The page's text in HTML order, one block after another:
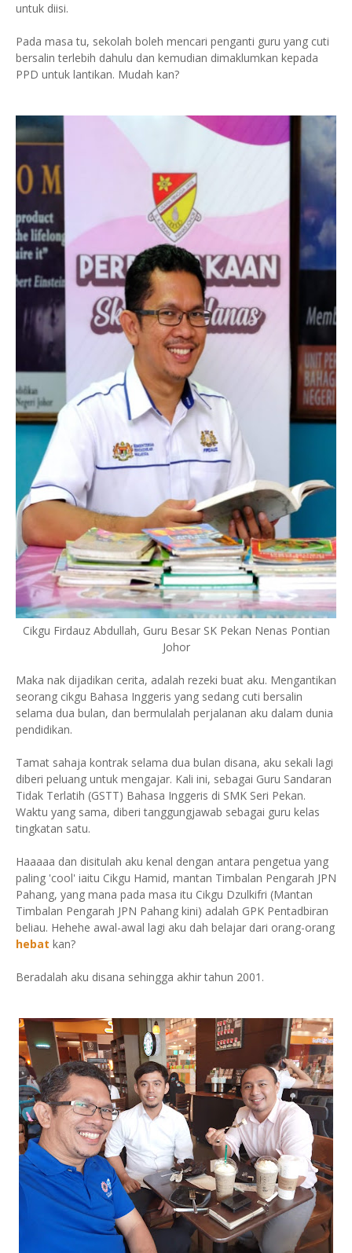
untuk diisi.
Pada masa tu, sekolah boleh mencari penganti guru yang cuti
bersalin terlebih dahulu dan kemudian dimaklumkan kepada
PPD untuk lantikan. Mudah kan?
Cikgu Firdauz Abdullah, Guru Besar SK Pekan Nenas Pontian
Johor
Maka nak dijadikan cerita, adalah rezeki buat aku. Mengantikan
seorang cikgu Bahasa Inggeris yang sedang cuti bersalin
selama dua bulan, dan bermulalah perjalanan aku dalam dunia
pendidikan.
Tamat sahaja kontrak selama dua bulan disana, aku sekali lagi
diberi peluang untuk mengajar. Kali ini, sebagai Guru Sandaran
Tidak Terlatih (GSTT) Bahasa Inggeris di SMK Seri Pekan.
Waktu yang sama, diberi tanggungjawab sebagai guru kelas
tingkatan satu.
Haaaaa dan disitulah aku kenal dengan antara pengetua yang
paling 'cool' iaitu Cikgu Hamid, mantan Timbalan Pengarah JPN
Pahang, yang mana pada masa itu Cikgu Dzulkifri (Mantan
Timbalan Pengarah JPN Pahang kini) adalah GPK Pentadbiran
beliau. Hehehe awal-awal lagi aku dah belajar dari orang-orang
hebat kan?
Beradalah aku disana sehingga akhir tahun 2001.